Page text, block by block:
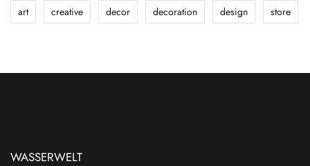
art creative decor decoration design store
WASSERWELT